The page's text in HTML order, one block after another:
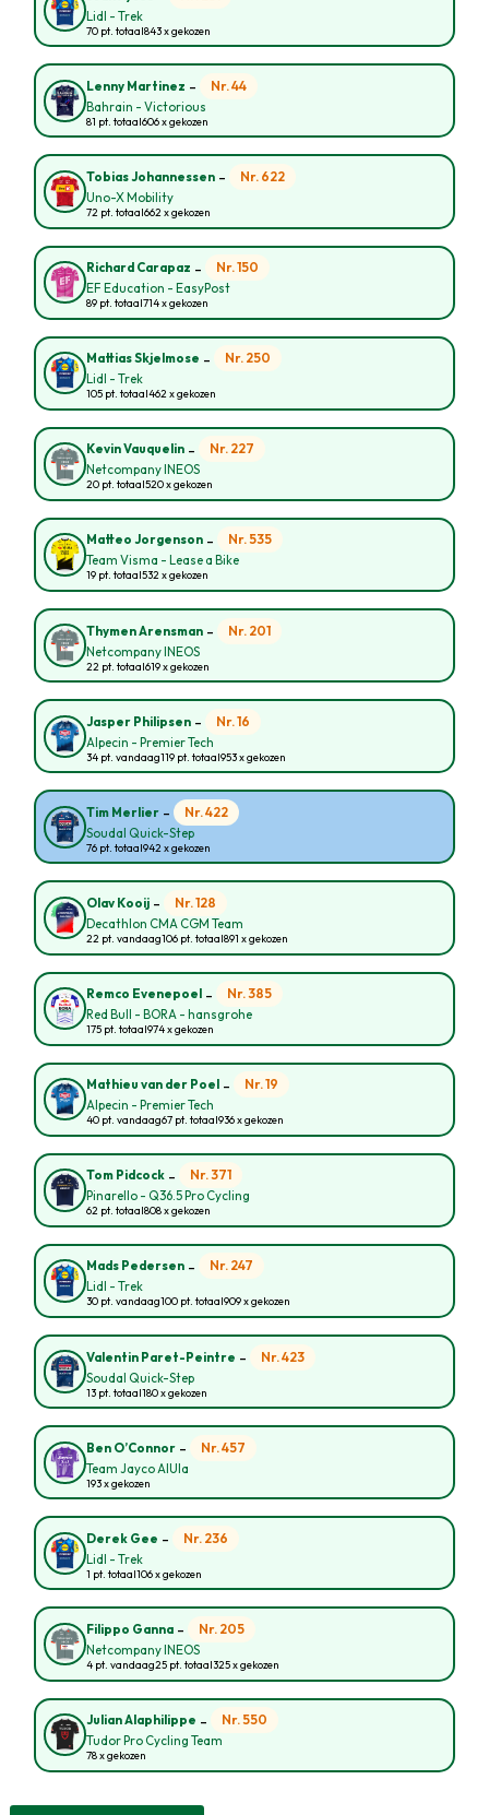
Lidl - Trek
70 pt. totaal843 x gekozen
Lenny Martinez - Nr. 44
Bahrain - Victorious
81 pt. totaal606 x gekozen
Tobias Johannessen - Nr. 622
Uno-X Mobility
72 pt. totaal662 x gekozen
Richard Carapaz - Nr. 150
EF Education - EasyPost
89 pt. totaal714 x gekozen
Mattias Skjelmose - Nr. 250
Lidl - Trek
105 pt. totaal462 x gekozen
Kevin Vauquelin - Nr. 227
Netcompany INEOS
20 pt. totaal520 x gekozen
Matteo Jorgenson - Nr. 535
Team Visma - Lease a Bike
19 pt. totaal532 x gekozen
Thymen Arensman - Nr. 201
Netcompany INEOS
22 pt. totaal619 x gekozen
Jasper Philipsen - Nr. 16
Alpecin - Premier Tech
34 pt. vandaag119 pt. totaal953 x gekozen
Tim Merlier - Nr. 422
Soudal Quick-Step
76 pt. totaal942 x gekozen
Olav Kooij - Nr. 128
Decathlon CMA CGM Team
22 pt. vandaag106 pt. totaal891 x gekozen
Remco Evenepoel - Nr. 385
Red Bull - BORA - hansgrohe
175 pt. totaal974 x gekozen
Mathieu van der Poel - Nr. 19
Alpecin - Premier Tech
40 pt. vandaag67 pt. totaal936 x gekozen
Tom Pidcock - Nr. 371
Pinarello - Q36.5 Pro Cycling
62 pt. totaal808 x gekozen
Mads Pedersen - Nr. 247
Lidl - Trek
30 pt. vandaag100 pt. totaal909 x gekozen
Valentin Paret-Peintre - Nr. 423
Soudal Quick-Step
13 pt. totaal180 x gekozen
Ben O’Connor - Nr. 457
Team Jayco AlUla
193 x gekozen
Derek Gee - Nr. 236
Lidl - Trek
1 pt. totaal106 x gekozen
Filippo Ganna - Nr. 205
Netcompany INEOS
4 pt. vandaag25 pt. totaal325 x gekozen
Julian Alaphilippe - Nr. 550
Tudor Pro Cycling Team
78 x gekozen